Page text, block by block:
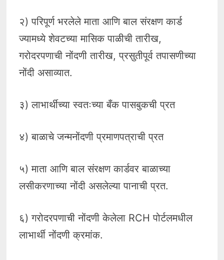
२) परिपूर्ण भरलेले माता आणि बाल संरक्षण कार्ड
ज्यामध्ये शेवटच्या मासिक पाळीची तारीख,
गरोदरपणाची नोंदणी तारीख, प्रसुतीपूर्व तपासणीच्या
नोंदी असाव्यात.
३) लाभार्थीच्या स्वतःच्या बँक पासबुकची प्रत
४) बाळाचे जन्मनोंदणी प्रमाणपत्राची प्रत
५) माता आणि बाल संरक्षण कार्डवर बाळाच्या
लसीकरणाच्या नोंदी असलेल्या पानाची प्रत.
६) गरोदरपणाची नोंदणी केलेला RCH पोर्टलमधील
लाभार्थी नोंदणी क्रमांक.